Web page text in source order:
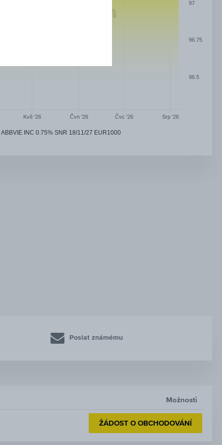
ABBVIE INC 0.75% SNR 18/11/27 EUR1000
Kvě '26 Čvn '26 Čvc '26 Srp '26
96.5
96.75
97
Poslat známému
Možnosti
ŽÁDOST O OBCHODOVÁNÍ